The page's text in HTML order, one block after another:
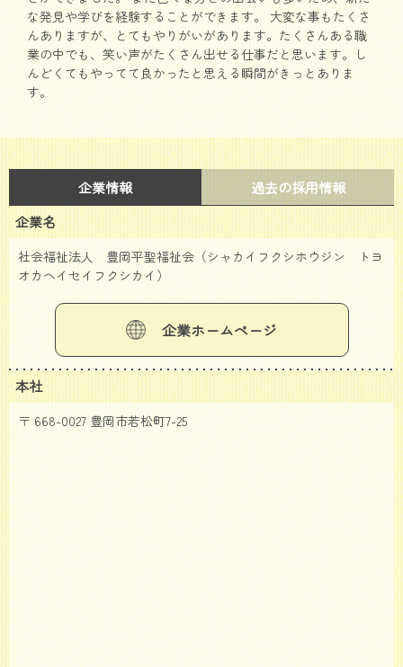
な発見や学びを経験することができます。 大変な事もたくさ
んありますが、とてもやりがいがあります。たくさんある職
業の中でも、笑い声がたくさん出せる仕事だと思います。し
んどくてもやってて良かったと思える瞬間がきっとありま
す。
企業情報
過去の採用情報
企業名
社会福祉法人 豊岡平聖福祉会（シャカイフクシホウジン トヨ
オカヘイセイフクシカイ）
企業ホームページ
本社
〒 668-0027 豊岡市若松町7-25